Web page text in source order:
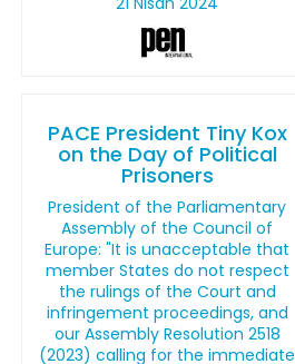
PACE President Tiny Kox
on the Day of Political
Prisoners
President of the Parliamentary
Assembly of the Council of
Europe: "It is unacceptable that
member States do not respect
the rulings of the Court and
infringement proceedings, and
our Assembly Resolution 2518
(2023) calling for the immediate